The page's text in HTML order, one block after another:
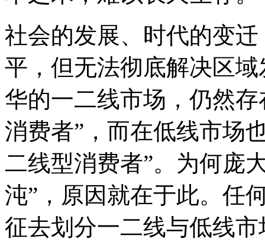
社会的发展、时代的变
平，但无法彻底解决区
华的一二线市场，仍然
消费者”，而在低线市场
二线型消费者”。为何庞
沌”，原因就在于此。任
征去划分一二线与低线